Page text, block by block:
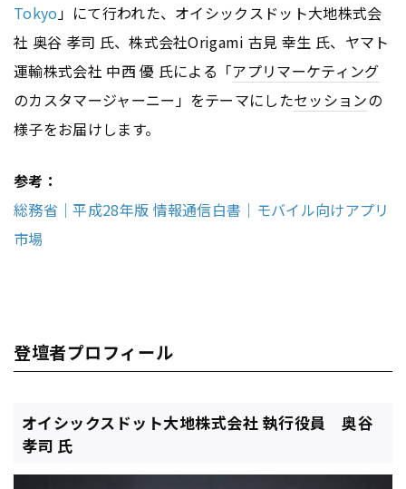
Tokyo」にて行われた、オイシックスドット大地株式会
社 奥谷 孝司 氏、株式会社Origami 古見 幸生 氏、ヤマト
運輸株式会社 中西 優 氏による「アプリマーケティング
のカスタマージャーニー」をテーマにしたセッションの
様子をお届けします。
参考：
総務省｜平成28年版 情報通信白書｜モバイル向けアプリ
市場
登壇者プロフィール
オイシックスドット大地株式会社 執行役員 奥谷
孝司 氏